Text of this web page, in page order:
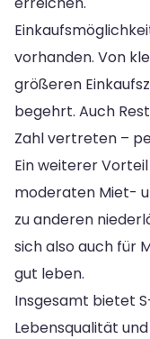
vorhanden. Von
größeren
begehrt. Auch
Zahl vertreten –
Ein weiterer
moderaten Miet-
zu anderen
sich also auch für
gut leben.
Insgesamt bietet
Lebensqualität